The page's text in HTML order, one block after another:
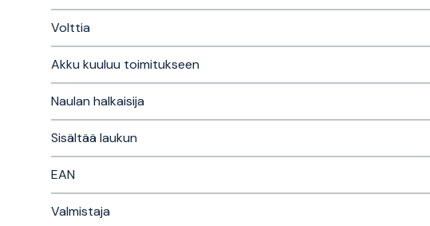
Volttia
Akku kuuluu toimitukseen
Naulan halkaisija
Sisältää laukun
EAN
Valmistaja